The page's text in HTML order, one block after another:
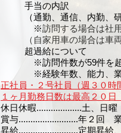
手当の内訳
（通勤、通信、内勤、
※訪問する場合は社
（自家用車の場合は車
超過給について
※訪問件数が59件を
※経験年数、能力、業
正社員・２号社員（週３０
１ヶ月勤務日数は最高２０
休日休暇...................土、日
賞与.........................年２回
昇給.........................定期昇給